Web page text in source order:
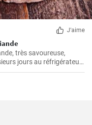
J'aime
très savoureuse,
jours au réfrigérateur.
de la baguette maison.